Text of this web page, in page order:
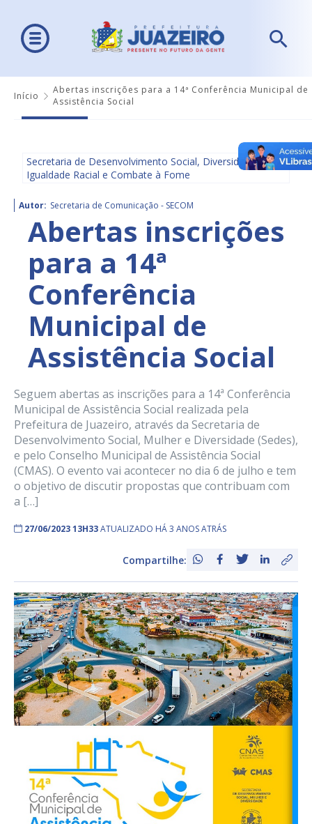
Início
Abertas inscrições para a 14ª Conferência Municipal de
Assistência Social
Secretaria de Desenvolvimento Social, Diversidade,
Igualdade Racial e Combate à Fome
Autor: Secretaria de Comunicação - SECOM
Abertas inscrições
para a 14ª
Conferência
Municipal de
Assistência Social
Seguem abertas as inscrições para a 14ª Conferência
Municipal de Assistência Social realizada pela
Prefeitura de Juazeiro, através da Secretaria de
Desenvolvimento Social, Mulher e Diversidade (Sedes),
e pelo Conselho Municipal de Assistência Social
(CMAS). O evento vai acontecer no dia 6 de julho e tem
o objetivo de discutir propostas que contribuam com
a […]
27/06/2023 13H33ATUALIZADO HÁ 3 ANOS ATRÁS
Compartilhe: